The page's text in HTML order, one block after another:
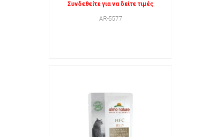
Συνδεθείτε για να δείτε τιμές
AR-5577